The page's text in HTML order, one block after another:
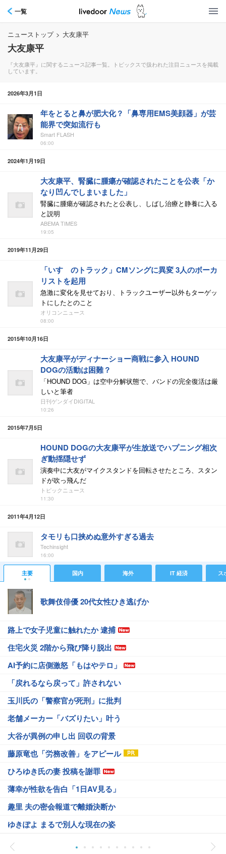
一覧
ニューストップ > 大友康平
大友康平
『大友康平』に関するニュース記事一覧。トピックスで扱われた注目ニュースを掲載
しています。
2026年3月1日
年をとると鼻が肥大化？「鼻専用EMS美顔器」が芸
能界で突如流行も
Smart FLASH
06:00
2024年1月19日
大友康平、腎臓に腫瘍が確認されたことを公表「か
なり凹んでしまいました」
腎臓に腫瘍が確認されたと公表し、しばし治療と静養に入る
と説明
ABEMA TIMES
19:05
2019年11月29日
「いすゞのトラック」CMソングに異変 3人のボーカ
リストを起用
急激に変化を見せており、トラックユーザー以外もターゲッ
トにしたとのこと
オリコンニュース
08:00
2015年10月16日
大友康平がディナーショー商戦に参入 HOUND
DOGの活動は困難？
「HOUND DOG」は空中分解状態で、バンドの完全復活は厳
しいと筆者
日刊ゲンダイDIGITAL
10:26
2015年7月5日
HOUND DOGの大友康平が生放送でハプニング相次
ぎ動揺隠せず
演奏中に大友がマイクスタンドを回転させたところ、スタン
ドが吹っ飛んだ
トピックニュース
11:30
2011年4月12日
タモリも口挟めぬ意外すぎる過去
Techinsight
16:00
主要 国内 海外 IT 経済 ス
歌舞伎俳優 20代女性ひき逃げか
路上で女子児童に触れたか 逮捕
住宅火災 2階から飛び降り脱出
AI予約に店側激怒「もはやテロ」
「戻れるなら戻って」許されない
玉川氏の「警察官が死刑」に批判
老舗メーカー「バズりたい」叶う
大谷が異例の申し出 回収の背景
藤原竜也「労務改善」をアピール
ひろゆき氏の妻 投稿を謝罪
薄幸が性欲を告白「1日AV見る」
趣里 夫の密会報道で離婚決断か
ゆきぽよ まるで別人な現在の姿